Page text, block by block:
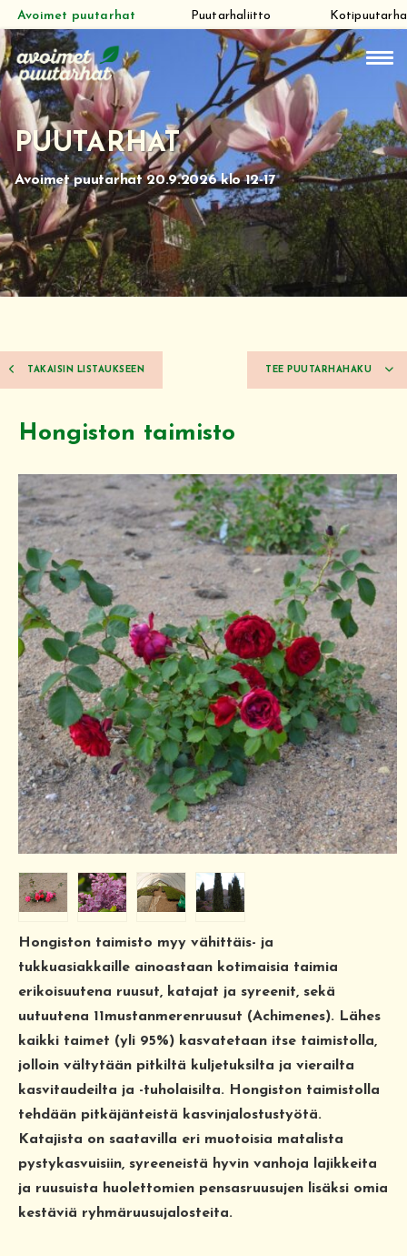
Siirry
suoraan
sisältöön
Avoimet puutarhat Puutarhaliitto Kotipuutarha
PUUTARHAT
Avoimet puutarhat 20.9.2026 klo 12-17
TAKAISIN LISTAUKSEEN TEE PUUTARHAHAKU
Hongiston taimisto
Hongiston taimisto myy vähittäis- ja
tukkuasiakkaille ainoastaan kotimaisia taimia
erikoisuutena ruusut, katajat ja syreenit, sekä
uutuutena 11mustanmerenruusut (Achimenes). Lähes
kaikki taimet (yli 95%) kasvatetaan itse taimistolla,
jolloin vältytään pitkiltä kuljetuksilta ja vierailta
kasvitaudeilta ja -tuholaisilta. Hongiston taimistolla
tehdään pitkäjänteistä kasvinjalostustyötä.
Katajista on saatavilla eri muotoisia matalista
pystykasvuisiin, syreeneistä hyvin vanhoja lajikkeita
ja ruusuista huolettomien pensasruusujen lisäksi omia
kestäviä ryhmäruusujalosteita.